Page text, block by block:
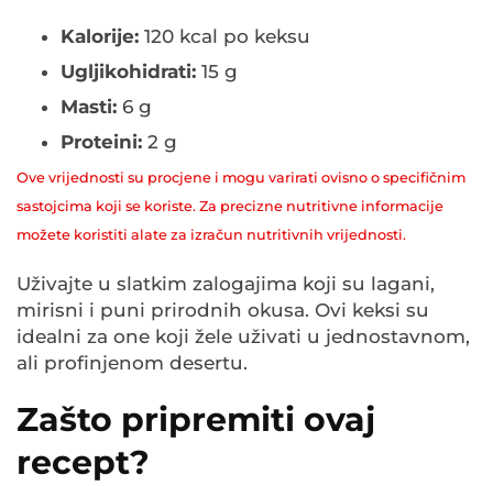
Kalorije: 120 kcal po keksu
Ugljikohidrati: 15 g
Masti: 6 g
Proteini: 2 g
Ove vrijednosti su procjene i mogu varirati ovisno o specifičnim
sastojcima koji se koriste. Za precizne nutritivne informacije
možete koristiti alate za izračun nutritivnih vrijednosti.
Uživajte u slatkim zalogajima koji su lagani,
mirisni i puni prirodnih okusa. Ovi keksi su
idealni za one koji žele uživati u jednostavnom,
ali profinjenom desertu.
Zašto pripremiti ovaj
recept?